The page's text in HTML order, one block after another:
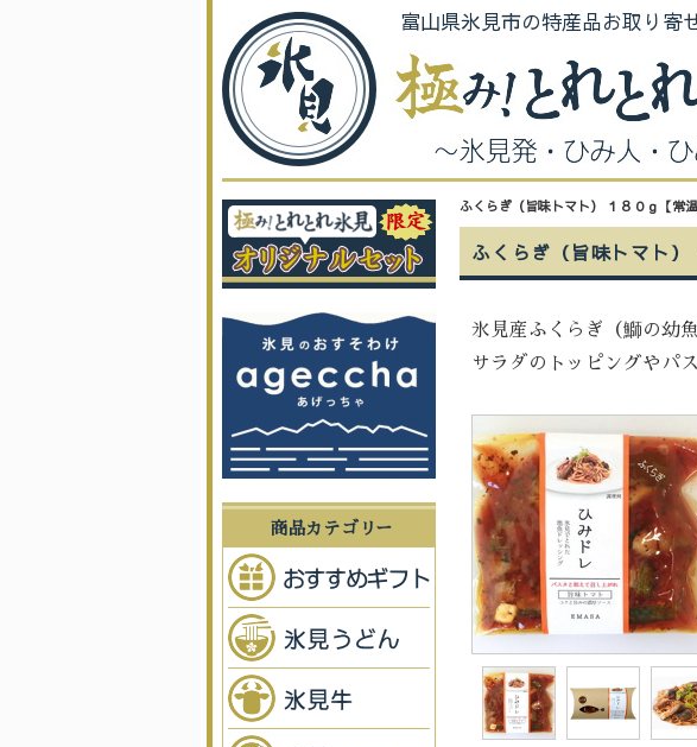
富山県氷見市の特産品お取り寄
ふくらぎ（旨味トマト） １８０ｇ【常
ふくらぎ（旨味トマト）
氷見産ふくらぎ（鰤の幼魚
サラダのトッピングやパ
商品カテゴリー